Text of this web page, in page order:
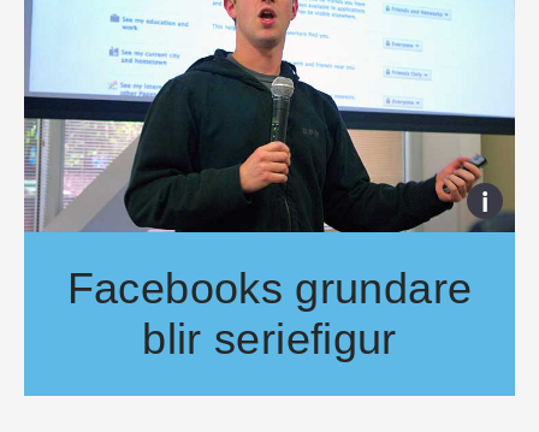
i
Facebooks grundare
blir seriefigur
Mark Zuckerberg, grundare till Facebook och nyligen